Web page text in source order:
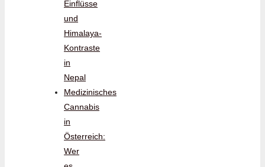
Einflüsse
und
Himalaya-
Kontraste
in
Nepal
Medizinisches
Cannabis
in
Österreich:
Wer